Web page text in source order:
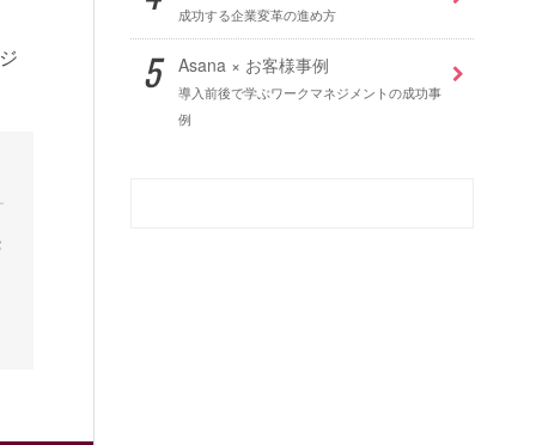
成功する企業変革の進め方
Asana × お客様事例
導入前後で学ぶワークマネジメントの成功事
例